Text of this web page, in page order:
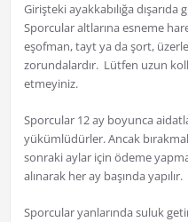
Girişteki ayakkabılığa dışarıda
Sporcular altlarına esneme
eşofman, tayt ya da şort,
zorundalardır. Lütfen uzun
etmeyiniz.
Sporcular 12 ay boyunca
yükümlüdürler. Ancak
sonraki aylar için ödeme
alınarak her ay başında yapılır.
Sporcular yanlarında suluk